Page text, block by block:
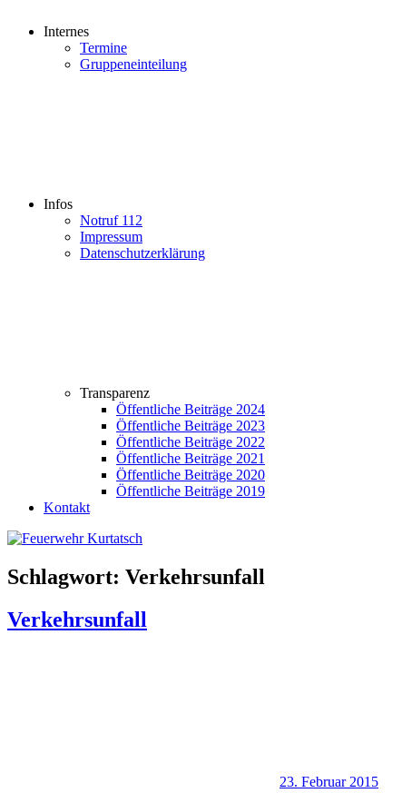
Internes
Termine
Gruppeneinteilung
Infos
Notruf 112
Impressum
Datenschutzerklärung
Transparenz
Öffentliche Beiträge 2024
Öffentliche Beiträge 2023
Öffentliche Beiträge 2022
Öffentliche Beiträge 2021
Öffentliche Beiträge 2020
Öffentliche Beiträge 2019
Kontakt
Schlagwort: Verkehrsunfall
Verkehrsunfall
23. Februar 2015